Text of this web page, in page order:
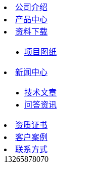
公司介绍
产品中心
资料下载
项目图纸
新闻中心
技术文章
问答资讯
资质证书
客户案例
联系方式
13265878070